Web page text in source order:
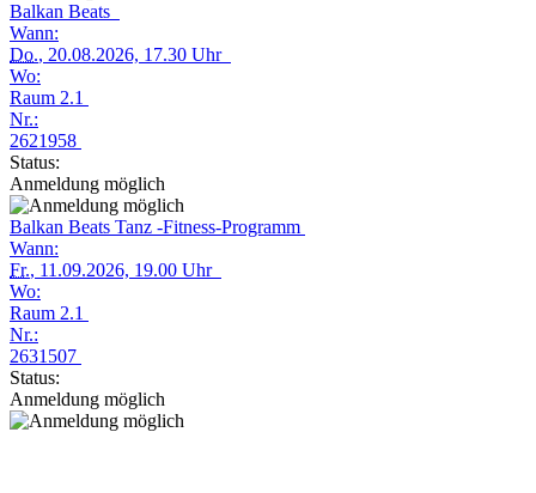
Balkan Beats
Wann:
Do., 20.08.2026, 17.30 Uhr
Wo:
Raum 2.1
Nr.:
2621958
Status:
Anmeldung möglich
Balkan Beats Tanz -Fitness-Programm
Wann:
Fr., 11.09.2026, 19.00 Uhr
Wo:
Raum 2.1
Nr.:
2631507
Status:
Anmeldung möglich